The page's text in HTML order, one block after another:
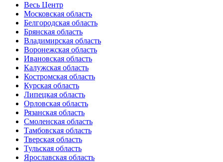
Весь Центр
Московская область
Белгородская область
Брянская область
Владимирская область
Воронежская область
Ивановская область
Калужская область
Костромская область
Курская область
Липецкая область
Орловская область
Рязанская область
Смоленская область
Тамбовская область
Тверская область
Тульская область
Ярославская область